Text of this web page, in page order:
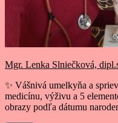
Mgr. Lenka Slniečková,
✨ Vášnivá umelkyňa a
medicínu, výživu a 5
obrazy podľa dátumu